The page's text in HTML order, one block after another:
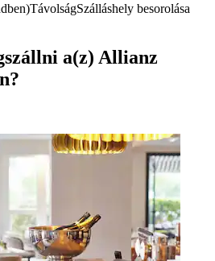
TávolságSzálláshely besorolása
a(z) Allianz